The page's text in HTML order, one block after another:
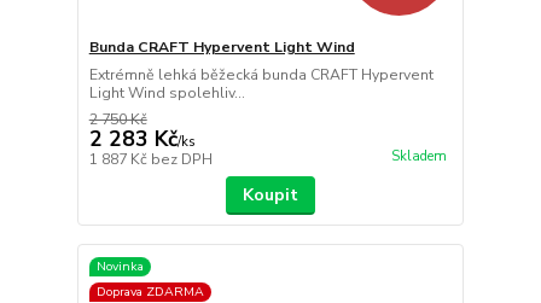
Bunda CRAFT Hypervent Light Wind
Extrémně lehká běžecká bunda CRAFT Hypervent
Light Wind spolehliv...
2 750 Kč
2 283 Kč/ks
1 887 Kč bez DPH Skladem
Koupit
Novinka
Doprava ZDARMA